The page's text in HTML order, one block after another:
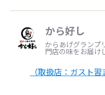
から好し
からあげグランプ
門店の味をお届け
（取扱店：ガスト習